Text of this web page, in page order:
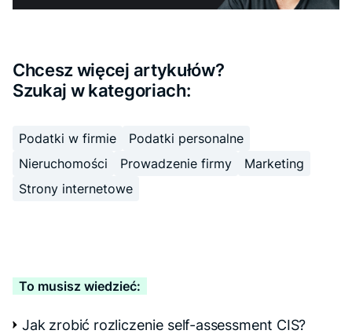
Chcesz więcej artykułów?
Szukaj w kategoriach:
Podatki w firmie
Podatki personalne
Nieruchomości
Prowadzenie firmy
Marketing
Strony internetowe
To musisz wiedzieć:
Jak zrobić rozliczenie self-assessment CIS?